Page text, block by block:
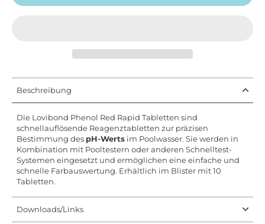
Beschreibung
Die Lovibond Phenol Red Rapid Tabletten sind
schnellauflösende Reagenztabletten zur präzisen
Bestimmung des pH-Werts im Poolwasser. Sie werden in
Kombination mit Pooltestern oder anderen Schnelltest-
Systemen eingesetzt und ermöglichen eine einfache und
schnelle Farbauswertung. Erhältlich im Blister mit 10
Tabletten.
Downloads/Links